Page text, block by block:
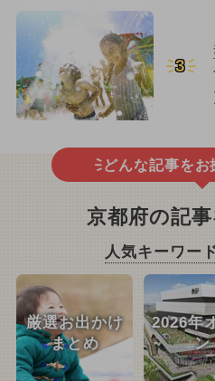
3
どんな記事をお
京都府の記
人気キーワー
厳選お出かけ
まとめ
2026年
ン